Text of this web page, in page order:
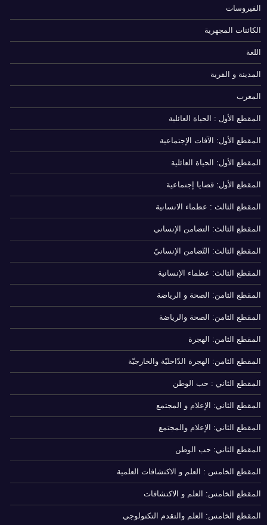
الفيروسات
الكائنات المجهرية
اللغة
المدينة و القرية
المغرب
المقطع الأول : الحياة العائلية
المقطع الأول: الآفات الإجتماعية
المقطع الأول: الحياة العائلية
المقطع الأول: قضايا إجتماعية
المقطع الثالث : عظماء الانسانية
المقطع الثالث: التضامن الإنساني
المقطع الثالث: التّضامن الإنسانيّ
المقطع الثالث: عظماء الإنسانية
المقطع الثامن: الصحة و الرياضة
المقطع الثامن: الصحة والرياضة
المقطع الثامن: الهجرة
المقطع الثامن: الهجرة الدّاخليّة والخارجيّة
المقطع الثاني : حب الوطن
المقطع الثاني: الإعلام و المجتمع
المقطع الثاني: الإعلام والمجتمع
المقطع الثاني: حب الوطن
المقطع الخامس : العلم و الاكتشافات العلمية
المقطع الخامس: العلم و الاكتشافات
المقطع الخامس: العلم والتقدم التكنولوجي